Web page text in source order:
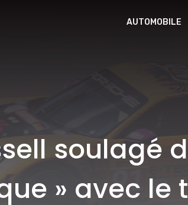
AUTOMOBILE
soulagé
» avec le